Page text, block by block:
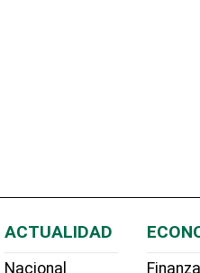
ACTUALIDAD
Nacional